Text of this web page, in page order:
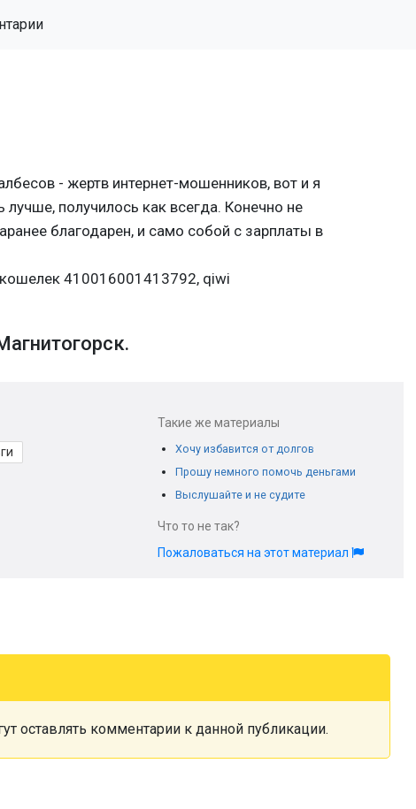
- жертв интернет-мошенников, вот и я
лучше, получилось как всегда. Конечно не
благодарен, и само собой с зарплаты в
410016001413792, qiwi
Такие же материалы
Хочу избавится от долгов
Прошу немного помочь деньгами
Выслушайте и не судите
Что то не так?
Пожаловаться на этот материал
оставлять комментарии к данной публикации.